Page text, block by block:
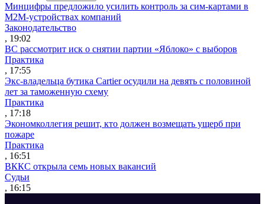
Минцифры предложило усилить контроль за сим-картами в
M2M-устройствах компаний
Законодательство
, 19:02
ВС рассмотрит иск о снятии партии «Яблоко» с выборов
Практика
, 17:55
Экс-владельца бутика Cartier осудили на девять с половиной
лет за таможенную схему
Практика
, 17:18
Экономколлегия решит, кто должен возмещать ущерб при
пожаре
Практика
, 16:51
ВККС открыла семь новых вакансий
Судьи
, 16:15